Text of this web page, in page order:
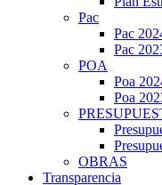
Pac
Pac
Pac
POA
Poa
Poa
OBRAS
Transparencia